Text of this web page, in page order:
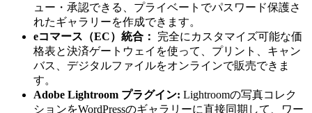
ュー・承認できる、プライベートでパスワード保護さ
れたギャラリーを作成できます。
eコマース（EC）統合：
完全にカスタマイズ可能な価
格表と決済ゲートウェイを使って、プリント、キャン
バス、デジタルファイルをオンラインで販売できま
す。
Adobe Lightroom プラグイン: Lightroomの写真コレク
ションをWordPressのギャラリーに直接同期して、ワー